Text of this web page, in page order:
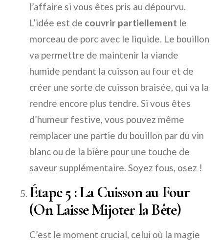
l’affaire si vous êtes pris au dépourvu.
L’idée est de couvrir partiellement le
morceau de porc avec le liquide. Le bouillon
va permettre de maintenir la viande
humide pendant la cuisson au four et de
créer une sorte de cuisson braisée, qui va la
rendre encore plus tendre. Si vous êtes
d’humeur festive, vous pouvez même
remplacer une partie du bouillon par du vin
blanc ou de la bière pour une touche de
saveur supplémentaire. Soyez fous, osez !
Étape 5 : La Cuisson au Four
(On Laisse Mijoter la Bête)
C’est le moment crucial, celui où la magie